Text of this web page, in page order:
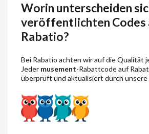
Worin unterscheiden
veröffentlichten Codes
Rabatio?
Bei Rabatio achten wir auf die Qualität
Jeder musement-Rabattcode auf
überprüft und aktualisiert durch unsere